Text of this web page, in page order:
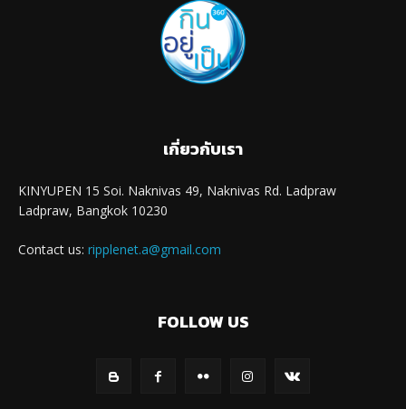
เกี่ยวกับเรา
KINYUPEN 15 Soi. Naknivas 49, Naknivas Rd. Ladpraw
Ladpraw, Bangkok 10230
Contact us: ripplenet.a@gmail.com
FOLLOW US